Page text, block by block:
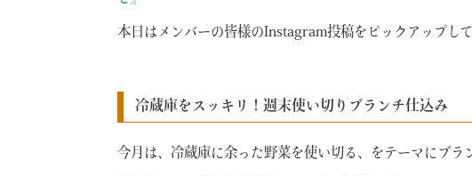
本日はメンバーの皆様のInstagram投稿をピックアップして
冷蔵庫をスッキリ！週末使い切りブランチ仕込み
今月は、冷蔵庫に余った野菜を使い切る、をテーマにブラ